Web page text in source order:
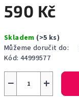
590 Kč
cena:
Skladem (>5 ks)
Můžeme doručit do:
Kód: 44999577
+
−